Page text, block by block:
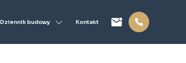
Dziennik budowy Kontakt